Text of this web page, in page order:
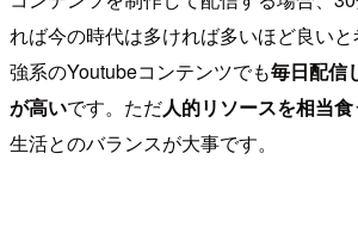
れば今の時代は多ければ多いほど良い
強系のYoutubeコンテンツでも毎日配信
が高いです。ただ人的リソースを相当食
生活とのバランスが大事です。